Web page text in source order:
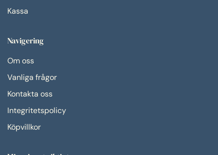
Kassa
Navigering
Om oss
Vanliga frågor
Kontakta oss
Integritetspolicy
Köpvillkor